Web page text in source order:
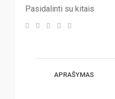
Pasidalinti su kitais
APRAŠYMAS